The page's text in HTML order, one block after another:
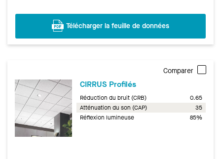
Télécharger la feuille de données
Comparer
CIRRUS Profilés
Réduction du bruit (CRB)
0.65
Atténuation du son (CAP)
35
Réflexion lumineuse
85%